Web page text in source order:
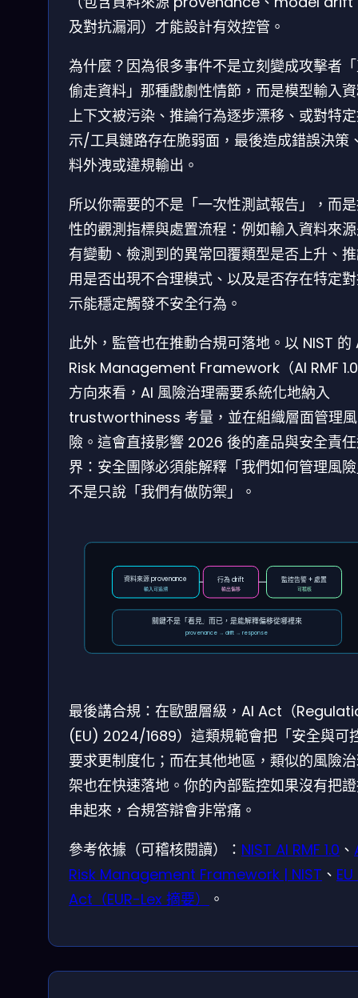
及對抗漏洞）才能設計有效控管。
為什麼？因為很多事件不是立刻變成攻擊者
偷走資料」那種戲劇性情節，而是模型輸入
上下文被污染、推論行為逐步漂移、或對特
示/工具鏈路存在脆弱面，最後造成錯誤決策
料外洩或違規輸出。
所以你需要的不是「一次性測試報告」，而
性的觀測指標與處置流程：例如輸入資料來
有變動、檢測到的異常回覆類型是否上升、
用是否出現不合理模式、以及是否存在特定
示能穩定觸發不安全行為。
此外，監管也在推動合規可落地。以 NIST 的
Risk Management Framework（AI RMF
方向來看，AI 風險治理需要系統化地納入
trustworthiness 考量，並在組織層面管理風
險。這會直接影響 2026 後的產品與安全責
界：安全團隊必須能解釋「我們如何管理風
不是只說「我們有做防禦」。
資料來源 provenance
輸入可追溯
行為 drift
輸出偏移
監控告警 + 處置
可稽核
關鍵不是「看見」而已，是能解釋偏移從哪裡來
provenance → drift → response
最後講合規：在歐盟層級，AI Act（
(EU) 2024/1689）這類規範會把「安全與可
要求更制度化；而在其他地區，類似的風險
架也在快速落地。你的內部監控如果沒有把
串起來，合規答辯會非常痛。
參考依據（可稽核閱讀）： NIST AI RMF 1.0 、
Risk Management Framework | NIST 、
Act（EUR-Lex 摘要）
。